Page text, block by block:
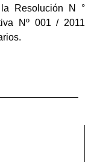
Resolución N °
Nº 001 / 2011